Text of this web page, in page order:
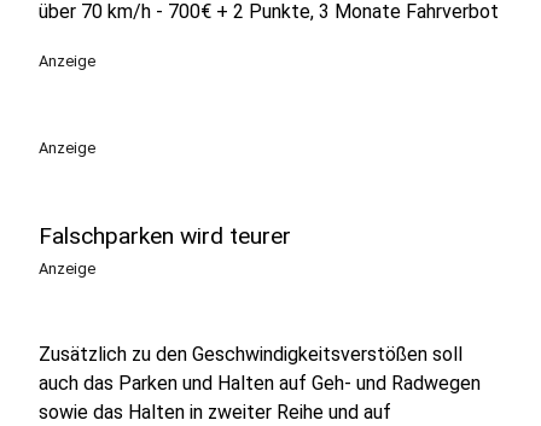
über 70 km/h - 700€ + 2 Punkte, 3 Monate Fahrverbot
Anzeige
Anzeige
Falschparken wird teurer
Anzeige
Zusätzlich zu den Geschwindigkeitsverstößen soll
auch das Parken und Halten auf Geh- und Radwegen
sowie das Halten in zweiter Reihe und auf